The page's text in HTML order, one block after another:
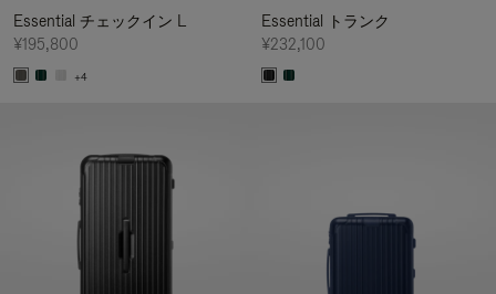
Essential チェックイン L
¥195,800
+4
Essential トランク
¥232,100